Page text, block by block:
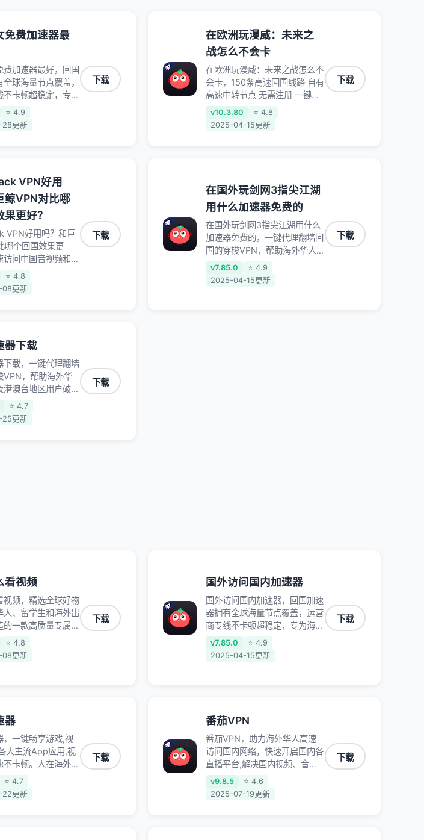
免费加速器最
费加速器最好，回国
球海量节点覆盖，
不卡顿超稳定，专为
学生打造，帮助海
域限制，随时高速
⭐ 4.9
更新
下载
在欧洲玩漫威：未来之
战怎么不会卡
在欧洲玩漫威：未来之战怎么不
会卡，150条高速回国线路 自有
高速中转节点 无需注册 一键连
接 提供高速线路 应用内直达视
频音乐app,快人一步 应用模式
v10.3.80
⭐ 4.8
2025-04-15更新
下载
VPN好用
鲸VPN对比哪
更好？
VPN好用吗？和巨
哪个回国效果更
访问中国音视频和网
加速器，帮你加速
、腾讯视频、
·遇、另一个伊甸园
服务,回国加速器致
华人和留学生、港
户提供最好的回国游
频加速服务，可以在
地区流畅加速国服
频服务，提供专业稳
⭐ 4.8
更新
下载
在国外玩剑网3指尖江湖
用什么加速器免费的
在国外玩剑网3指尖江湖用什么
加速器免费的，一键代理翻墙回
国的穿梭VPN，帮助海外华人
留学生及港澳台地区用户破除地
区版权限制问题，一键降低游戏
v7.85.0
⭐ 4.9
2025-04-15更新
下载
器下载
下载，一键代理翻墙
VPN，帮助海外华
港澳台地区用户破除
问题，一键降低游
访问中国网站、游
⭐ 4.7
更新
下载
看视频
视频，精选全球好物
人、留学生和海外出
的一款高质量专属回
要身处海外即可一
内网络:追剧听
⭐ 4.8
更新
下载
国外访问国内加速器
国外访问国内加速器，回国加速
器拥有全球海量节点覆盖，运营
商专线不卡顿超稳定，专为海外
华人和留学生打造，帮助海外华
人免除地域限制，随时高速稳定
v7.85.0
⭐ 4.9
2025-04-15更新
下载
器
，一键畅享游戏,视
大主流App应用,视
不卡顿。人在海外听
戏 简单易用。
⭐ 4.7
更新
下载
番茄VPN
番茄VPN，助力海外华人高速
访问国内网络，快速开启国内各
直播平台,解决国内视频、音乐
卡顿问题；更能加速海量国服游
戏，超低延迟稳定不掉线,畅享
v9.8.5
⭐ 4.6
2025-07-19更新
下载